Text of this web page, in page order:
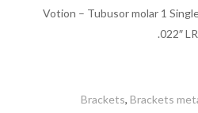
Votion – Tubusor molar 1
.022″ LR
Brackets, Brackets